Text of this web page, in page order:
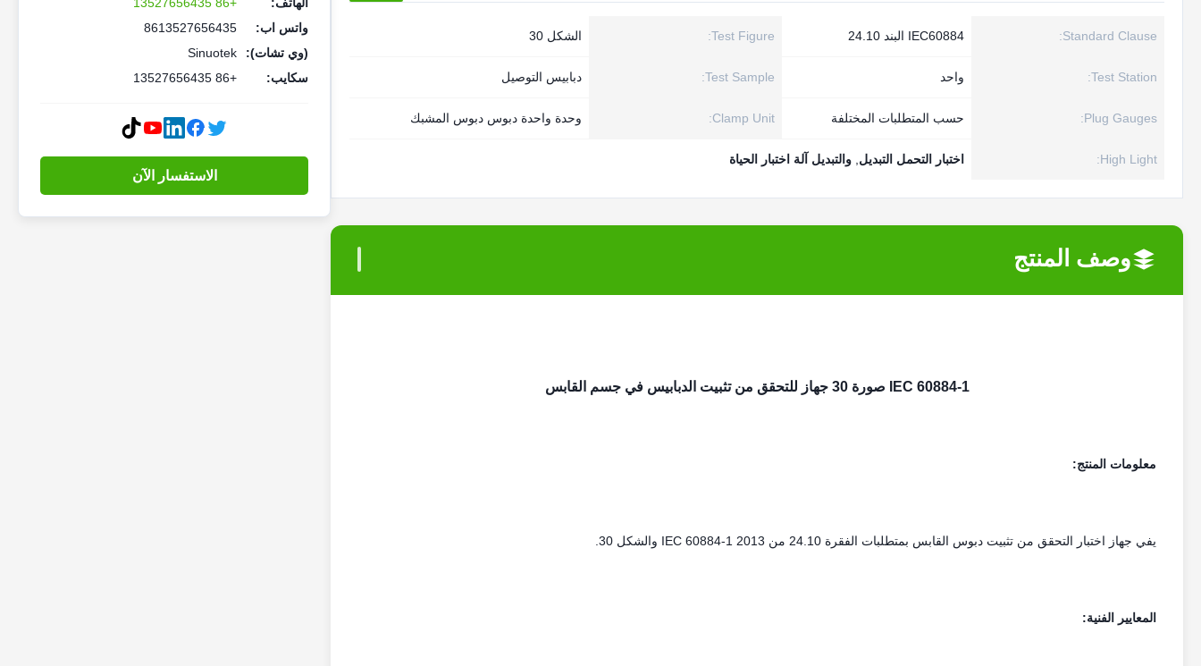
Standard Clause: IEC60884 البند 24.10 Test Figure: الشكل 30
Test Station: واحد Test Sample: دبابيس التوصيل
Plug Gauges: حسب المتطلبات المختلفة Clamp Unit: وحدة واحدة دبوس دبوس المشبك
High Light: اختبار التحمل التبديل والتبديل آلة اختبار الحياة
وصف المنتج
IEC 60884-1 صورة 30 جهاز للتحقق من تثبيت الدبابيس في جسم القابس
معلومات المنتج:
يفي جهاز اختبار التحقق من تثبيت دبوس القابس بمتطلبات الفقرة 24.10 من IEC 60884-1 2013 والشكل 30.
المعايير الفنية:
واتس اب:
8613527656435
(وي تشات):
Sinuotek
سكايب:
+86 13527656435
الاستفسار الآن